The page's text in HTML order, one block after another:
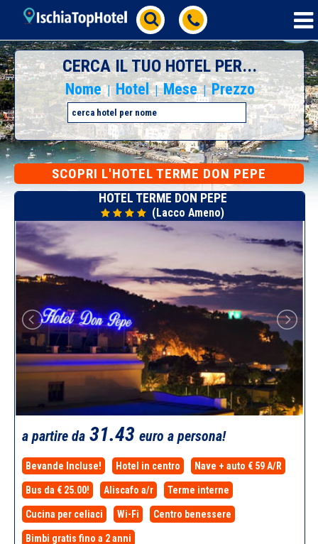
CERCA IL TUO HOTEL PER...
Nome | Hotel | Mese | Prezzo
SCOPRI L'HOTEL TERME DON PEPE
HOTEL TERME DON PEPE
(Lacco Ameno)
a partire da 31.43 euro a persona!
Bevande Incluse! Hotel in centro Nave + auto € 59 A/R
Bus da € 25.00! Aliscafo a/r Terme interne
Cucina per celiaci Wi-Fi Centro benessere
Bimbi gratis fino a 2 anni